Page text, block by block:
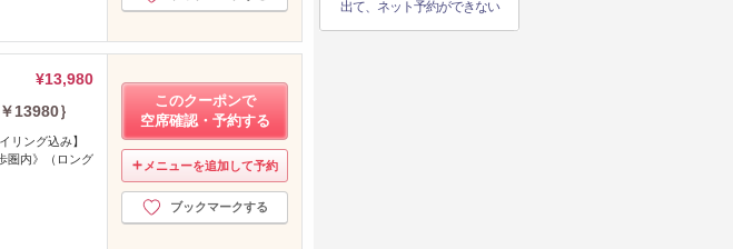
¥13,980
13980｝
リング込み】
圏内》（ロング
このクーポンで
空席確認・予約する
メニューを追加して予約
ブックマークする
出て、ネット予約ができない